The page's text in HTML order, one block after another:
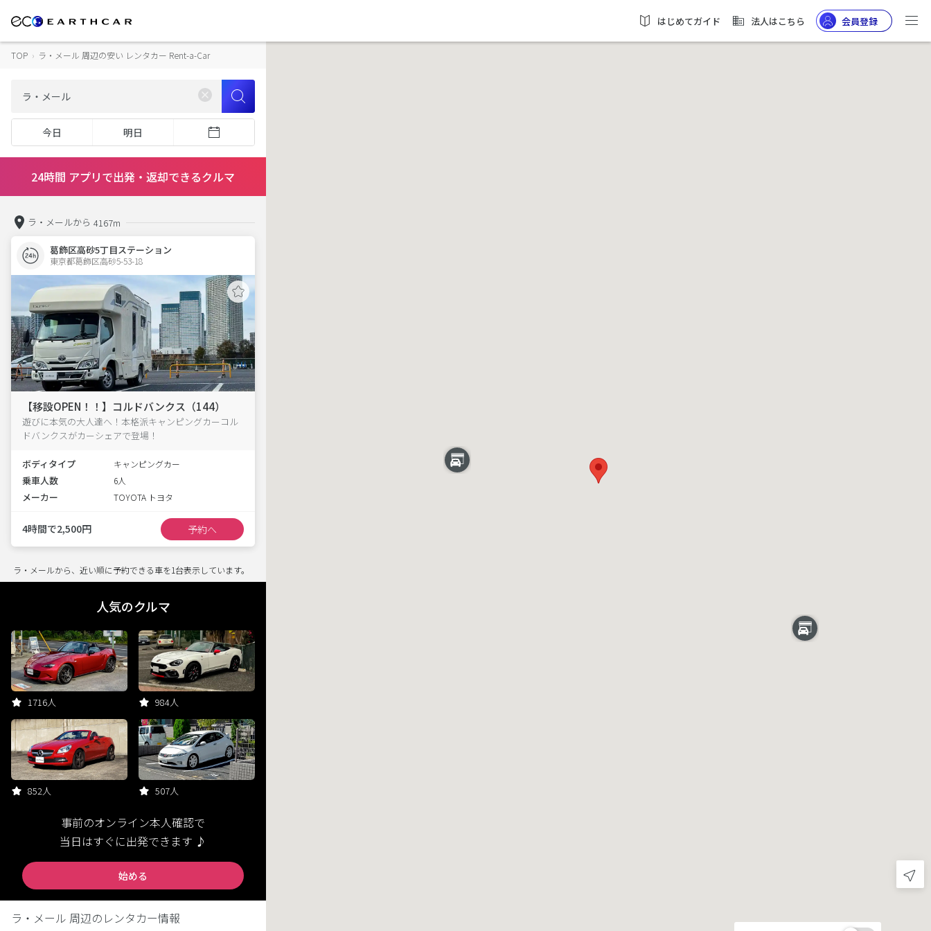
はじめてガイド 法人はこちら 会員登録
TOP › ラ・メール 周辺の安い レンタカー Rent-a-Car
今日 明日
24時間 アプリで出発・返却できるクルマ
ラ・メールから 4167m
葛飾区高砂5丁目ステーション
東京都葛飾区高砂5-53-18
【移設OPEN！！】コルドバンクス（144）
遊びに本気の大人達へ！本格派キャンピングカーコル
ドバンクスがカーシェアで登場！
ボディタイプ キャンピングカー
乗車人数 6人
メーカー TOYOTA トヨタ
4時間で2,500円 予約へ
ラ・メールから、近い順に予約できる車を1台表示しています。
人気のクルマ
1716人 984人
852人 507人
事前のオンライン本人確認で
当日はすぐに出発できます ♪
始める
ラ・メール 周辺のレンタカー情報